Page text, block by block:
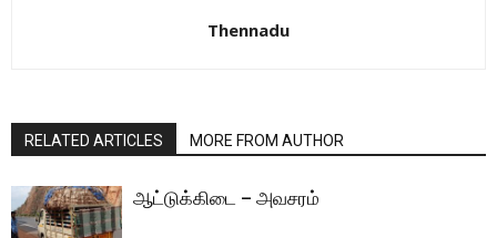
Thennadu
RELATED ARTICLES MORE FROM AUTHOR
ஆட்டுக்கிடை – அவசரம்